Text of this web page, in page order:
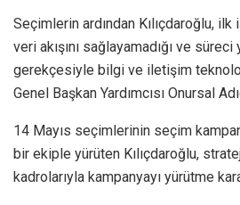
Seçimlerin ardından Kılıçdaroğlu,
veri akışını sağlayamadığı ve
gerekçesiyle bilgi ve iletişim
Genel Başkan Yardımcısı Onursal
14 Mayıs seçimlerinin seçim
bir ekiple yürüten Kılıçdaroğlu,
kadrolarıyla kampanyayı yürütme